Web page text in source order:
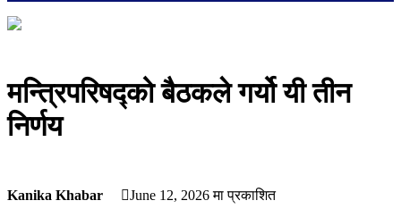
मन्त्रिपरिषद्को बैठकले गर्यो यी तीन
निर्णय
Kanika Khabar June 12, 2026मा प्रकाशित